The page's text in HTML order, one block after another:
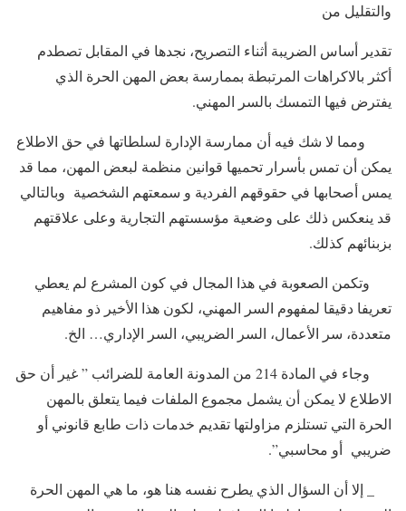
والتقليل من
تقدير أساس الضريبة أثناء التصريح، نجدها في المقابل تصطدم
أكثر بالاكراهات المرتبطة بممارسة بعض المهن الحرة الذي
يفترض فيها التمسك بالسر المهني.
ومما لا شك فيه أن ممارسة الإدارة لسلطاتها في حق الاطلاع
يمكن أن تمس بأسرار تحميها قوانين منظمة لبعض المهن، مما قد
يمس أصحابها في حقوقهم الفردية و سمعتهم الشخصية وبالتالي
قد ينعكس ذلك على وضعية مؤسستهم التجارية وعلى علاقتهم
بزبنائهم كذلك.
وتكمن الصعوبة في هذا المجال في كون المشرع لم يعطي
تعريفا دقيقا لمفهوم السر المهني، لكون هذا الأخير ذو مفاهيم
متعددة، سر الأعمال، السر الضريبي، السر الإداري… الخ.
وجاء في المادة 214 من المدونة العامة للضرائب ” غير أن حق
الاطلاع لا يمكن أن يشمل مجموع الملفات فيما يتعلق بالمهن
الحرة التي تستلزم مزاولتها تقديم خدمات ذات طابع قانوني أو
ضريبي أو محاسبي”.
_ إلا أن السؤال الذي يطرح نفسه هنا هو، ما هي المهن الحرة